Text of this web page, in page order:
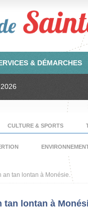
& DÉMARCHES
CULTURE & SPORTS
an tan lontan à Monésie.
tan lontan à